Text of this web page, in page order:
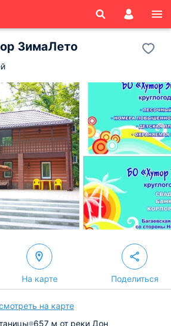
ЗимаЛето
На карте Поделиться
на карте
657 м от реки Дон